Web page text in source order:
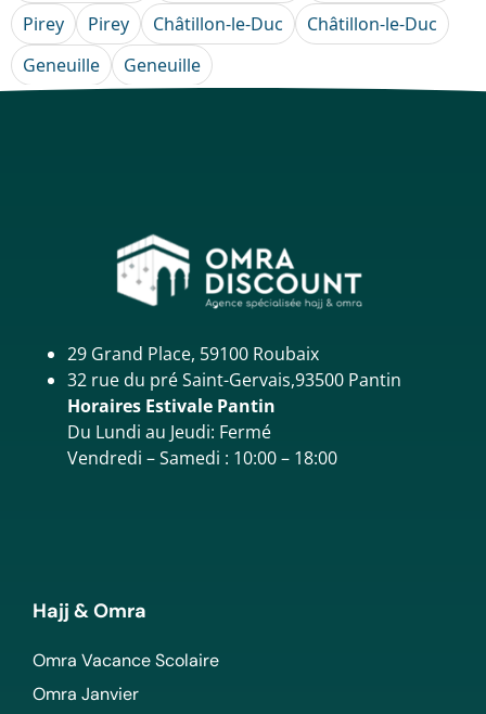
Pirey Pirey Châtillon-le-Duc
Châtillon-le-Duc
Geneuille
Geneuille
29 Grand Place, 59100 Roubaix
32 rue du pré Saint-Gervais,93500 Pantin
Horaires Estivale Pantin
Du Lundi au Jeudi: Fermé
Vendredi – Samedi : 10:00 – 18:00
Hajj & Omra
Omra Vacance Scolaire
Omra Janvier